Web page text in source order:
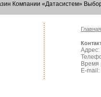
Компании «Датасистем»
Главная
Адрес:
Время
E-